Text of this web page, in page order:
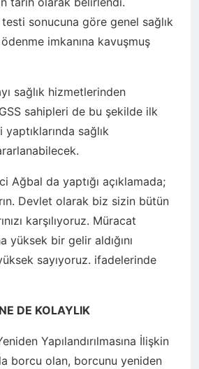
sonucuna göre genel sağlık
imkanına kavuşmuş
sağlık hizmetlerinden
sahipleri de bu şekilde ilk
sağlık
Ağbal da yaptığı açıklamada;
Devlet olarak biz sizin bütün
karşılıyoruz. Müracat
yüksek bir gelir aldığını
sayıyoruz. ifadelerinde
DE KOLAYLIK
Yapılandırılmasına İlişkin
borcu olan, borcunu yeniden